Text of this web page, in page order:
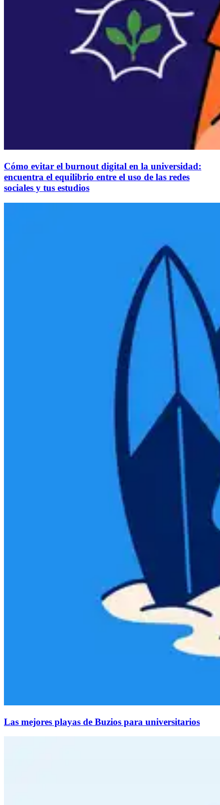
Cómo evitar el burnout digital en la universidad:
encuentra el equilibrio entre el uso de las redes
sociales y tus estudios
Las mejores playas de Buzios para universitarios